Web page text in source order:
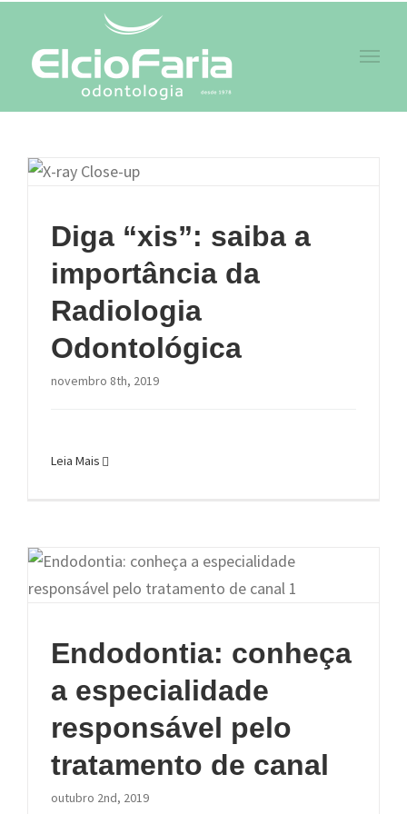
content
Diga “xis”: saiba a
importância da
Radiologia
Odontológica
novembro 8th, 2019
Leia Mais
Endodontia: conheça
a especialidade
responsável pelo
tratamento de canal
outubro 2nd, 2019